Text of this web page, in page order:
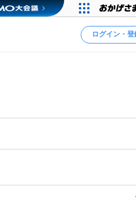
ログイン・登